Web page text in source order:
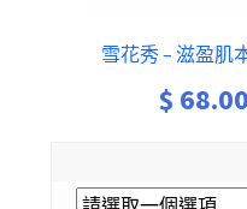
雪花秀 – 滋盈肌
$ 68.00